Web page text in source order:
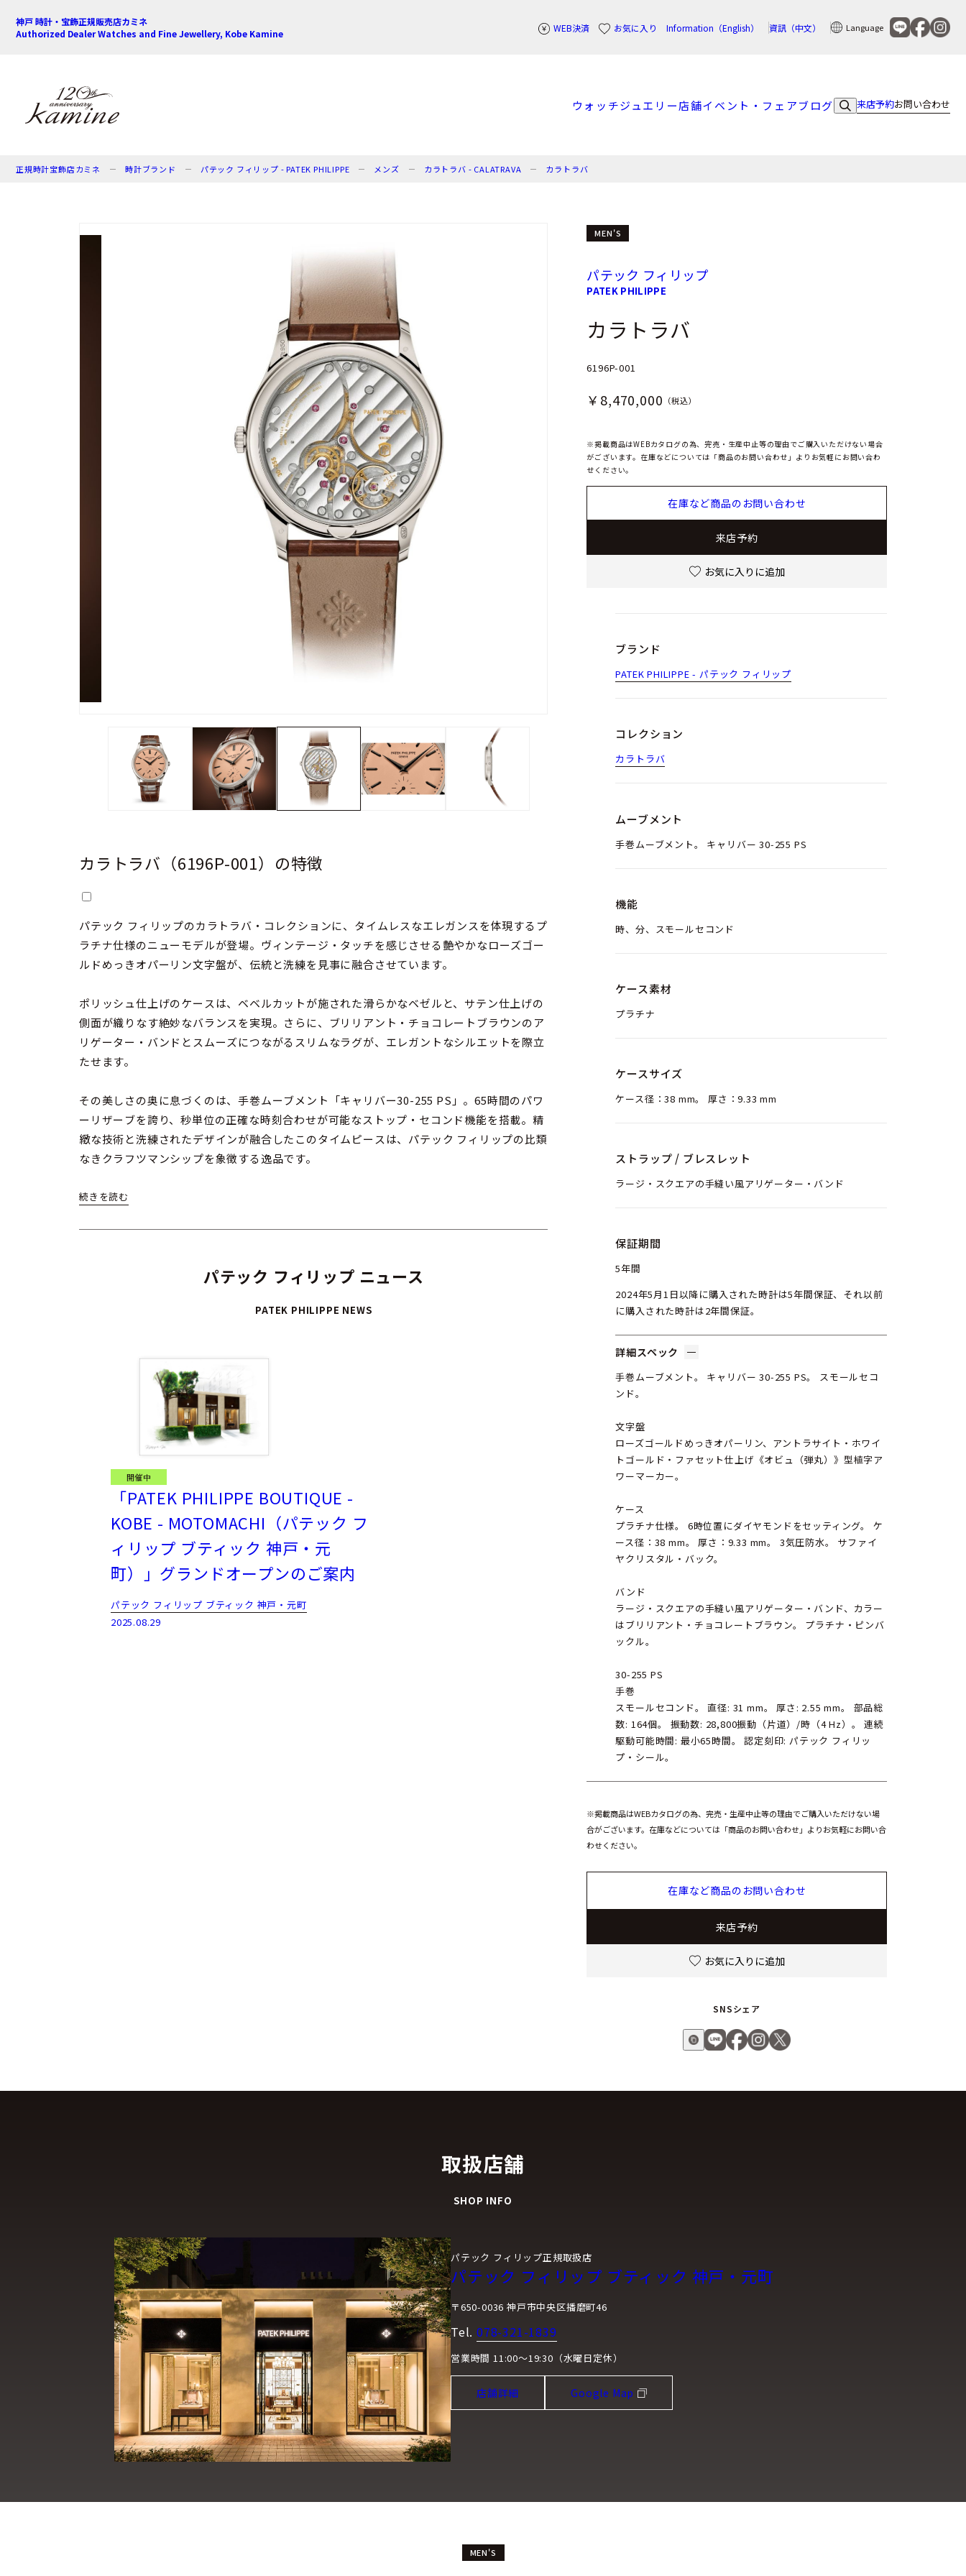
神戸 時計・宝飾正規販売店カミネ
Authorized Dealer Watches and Fine Jewellery, Kobe Kamine
WEB決済 お気に入り Information（English） 資訊（中文） Language
ウォッチジュエリー店舗イベント・フェアブログ 来店予約お問い合わせ
正規時計宝飾店カミネ 時計ブランド パテック フィリップ - PATEK PHILIPPE メンズ カラトラバ - CALATRAVA カラトラバ
カラトラバ（6196P-001）の特徴
パテック フィリップのカラトラバ・コレクションに、タイムレスなエレガンスを体現するプ
ラチナ仕様のニューモデルが登場。ヴィンテージ・タッチを感じさせる艶やかなローズゴー
ルドめっきオパーリン文字盤が、伝統と洗練を見事に融合させています。
ポリッシュ仕上げのケースは、ベベルカットが施された滑らかなベゼルと、サテン仕上げの
側面が織りなす絶妙なバランスを実現。さらに、ブリリアント・チョコレートブラウンのア
リゲーター・バンドとスムーズにつながるスリムなラグが、エレガントなシルエットを際立
たせます。
その美しさの奥に息づくのは、手巻ムーブメント「キャリバー30-255 PS」。65時間のパワ
ーリザーブを誇り、秒単位の正確な時刻合わせが可能なストップ・セコンド機能を搭載。精
緻な技術と洗練されたデザインが融合したこのタイムピースは、パテック フィリップの比類
なきクラフツマンシップを象徴する逸品です。
パテック フィリップ ニュース
PATEK PHILIPPE NEWS
開催中
「PATEK PHILIPPE BOUTIQUE -
KOBE - MOTOMACHI（パテック フ
ィリップ ブティック 神戸・元
町）」グランドオープンのご案内
パテック フィリップ ブティック 神戸・元町
2025.08.29
MEN'S
パテック フィリップ
PATEK PHILIPPE
カラトラバ
6196P-001
￥8,470,000 （税込）
※掲載商品はWEBカタログの為、完売・生産中止等の理由でご購入いただけない場合
がございます。在庫などについては「商品のお問い合わせ」よりお気軽にお問い合わ
せください。
在庫など商品のお問い合わせ
来店予約
お気に入りに追加
ブランド
PATEK PHILIPPE - パテック フィリップ
コレクション
カラトラバ
ムーブメント
手巻ムーブメント。 キャリバー 30‑255 PS
機能
時、分、スモールセコンド
ケース素材
プラチナ
ケースサイズ
ケース径：38 mm。 厚さ：9.33 mm
ストラップ / ブレスレット
ラージ・スクエアの手縫い風アリゲーター・バンド
保証期間
5年間
2024年5月1日以降に購入された時計は5年間保証、それ以前
に購入された時計は2年間保証。
詳細スペック
手巻ムーブメント。 キャリバー 30‑255 PS。 スモールセコ
ンド。
文字盤
ローズゴールドめっきオパーリン、アントラサイト・ホワイ
トゴールド・ファセット仕上げ《オビュ（弾丸）》型植字ア
ワーマーカー。
ケース
プラチナ仕様。 6時位置にダイヤモンドをセッティング。 ケ
ース径：38 mm。 厚さ：9.33 mm。 3気圧防水。 サファイ
ヤクリスタル・バック。
バンド
ラージ・スクエアの手縫い風アリゲーター・バンド、カラー
はブリリアント・チョコレートブラウン。 プラチナ・ピンバ
ックル。
30-255 PS
手巻
スモールセコンド。 直径: 31 mm。 厚さ: 2.55 mm。 部品総
数: 164個。 振動数: 28,800振動（片道）/時（4 Hz）。 連続
駆動可能時間: 最小65時間。 認定刻印: パテック フィリッ
プ・シール。
※掲載商品はWEBカタログの為、完売・生産中止等の理由でご購入いただけない場
合がございます。在庫などについては「商品のお問い合わせ」よりお気軽にお問い合
わせください。
在庫など商品のお問い合わせ
来店予約
お気に入りに追加
SNSシェア
取扱店舗
SHOP INFO
パテック フィリップ正規取扱店
パテック フィリップ ブティック 神戸・元町
〒650-0036 神戸市中央区播磨町46
Tel. 078-321-1839
営業時間 11:00～19:30（水曜日定休）
店舗詳細 Google Map
MEN'S